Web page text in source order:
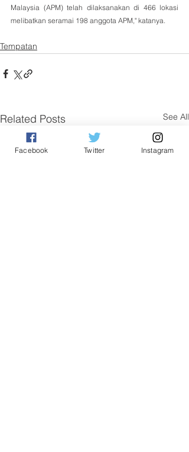
Malaysia (APM) telah dilaksanakan di 466 lokasi
melibatkan seramai 198 anggota APM," katanya.
Tempatan
Related Posts See All
Facebook Twitter Instagram